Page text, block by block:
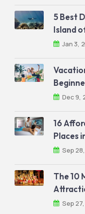
5 Best
Island
Jan 3,
Dec 9,
16
Places
Sep
The 10
Sep